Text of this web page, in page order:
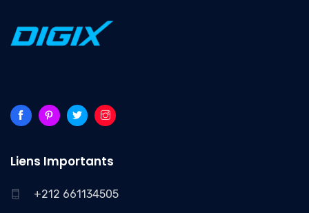
Liens Importants
+212 661134505